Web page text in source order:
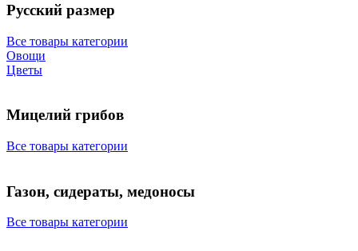
Русский размер
Все товары категории
Овощи
Цветы
Мицелий грибов
Все товары категории
Газон, сидераты, медоносы
Все товары категории